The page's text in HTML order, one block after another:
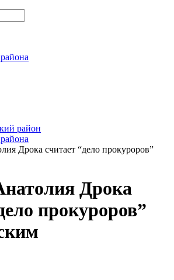
район
Дрока считает “дело прокуроров”
Дрока
прокуроров”